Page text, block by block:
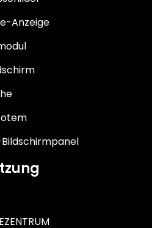
Anzeige
Bildschirmpanel